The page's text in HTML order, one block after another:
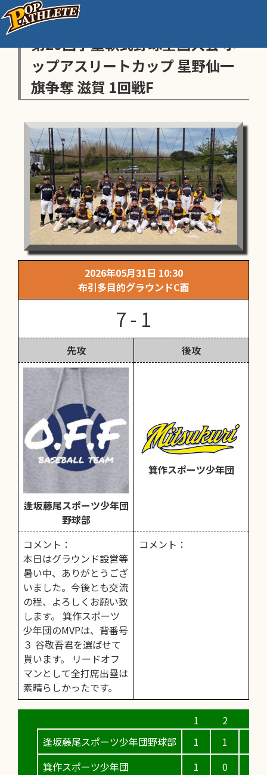
センス・トラストトーナメント
第20回学童軟式野球全国大会 ポ
ップアスリートカップ 星野仙一
旗争奪 滋賀 1回戦F
2026年05月31日 10:30
布引多目的グラウンドC面
7 - 1
先攻 後攻
逢坂藤尾スポーツ少年団
野球部
箕作スポーツ少年団
コメント：
本日はグラウンド設営等
暑い中、ありがとうござ
いました。今後とも交流
の程、よろしくお願い致
します。 箕作スポーツ
少年団のMVPは、背番号
３ 谷敬吾君を選ばせて
貰います。 リードオフ
マンとして全打席出塁は
素晴らしかったです。
コメント：
逢坂藤尾スポーツ少年団野球部
箕作スポーツ少年団
1
1
1
0